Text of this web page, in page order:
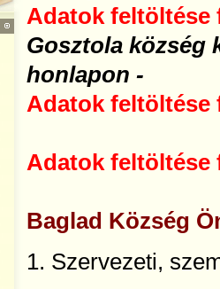
Adatok feltöltése
Gosztola község
honlapon -
Adatok feltöltése
Adatok feltöltése
Baglad Község
1. Szervezeti,